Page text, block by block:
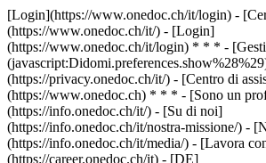
[Login](https://www.onedoc.ch/it/login) -
(https://www.onedoc.ch/it/) - [Login]
(https://www.onedoc.ch/it/login) * * * -
(https://privacy.onedoc.ch/it/) - [Centro di
(https://www.onedoc.ch) * * * - [Sono un
(https://info.onedoc.ch/it/) - [Su di noi]
(https://info.onedoc.ch/it/nostra-missione/) -
(https://info.onedoc.ch/it/media/) - [Lavora
(https://career.onedoc.ch/it) - [DE]